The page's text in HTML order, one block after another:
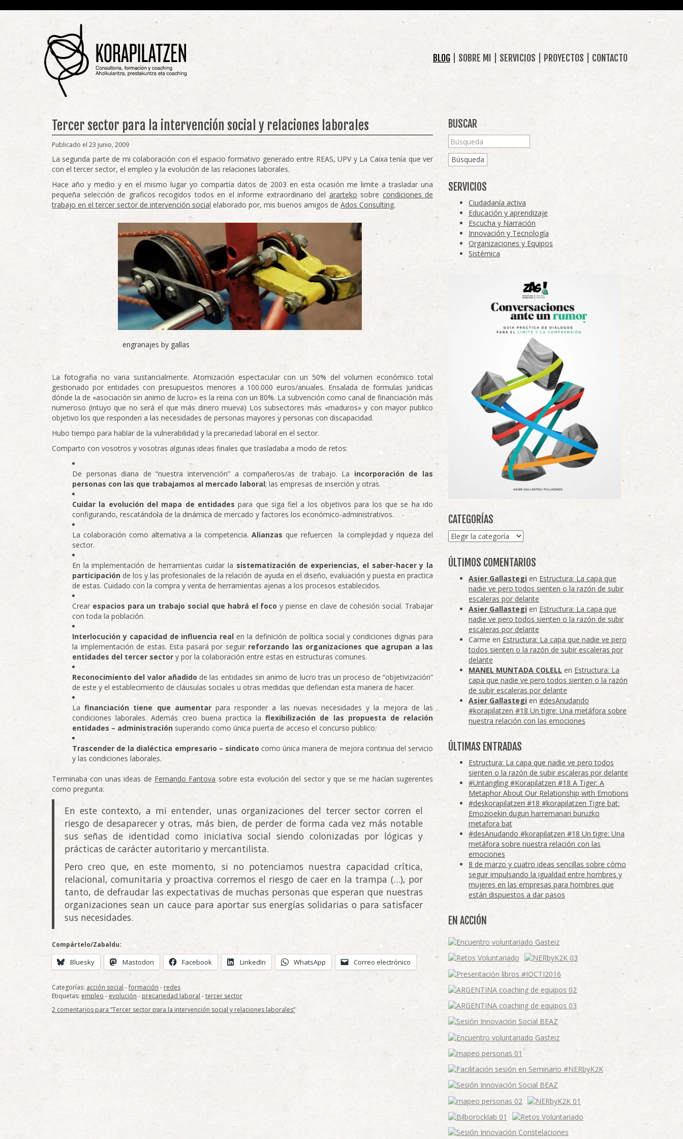
BLOG SOBRE MI SERVICIOS PROYECTOS CONTACTO
Tercer sector para la intervención social y relaciones laborales
Publicado el 23 junio, 2009
La segunda parte de mi colaboración con el espacio formativo generado entre REAS, UPV y La Caixa tenía que ver
con el tercer sector, el empleo y la evolución de las relaciones laborales.
Hace año y medio y en el mismo lugar yo compartía datos de 2003 en esta ocasión me limite a trasladar una
pequeña selección de graficos recogidos todos en el informe extraordinario del ararteko sobre condiciones de
trabajo en el tercer sector de intervención social elaborado por, mis buenos amigos de Ados Consulting.
engranajes by gallas
La fotografia no varia sustancialmente. Atomización espectacular con un 50% del volumen económico total
gestionado por entidades con presupuestos menores a 100.000 euros/anuales. Ensalada de formulas juridicas
dónde la de «asociación sin animo de lucro» es la reina con un 80%. La subvención como canal de financiación más
numeroso (intuyo que no será el que más dinero mueva) Los subsectores más «maduros» y con mayor publico
objetivo los que responden a las necesidades de personas mayores y personas con discapacidad.
Hubo tiempo para hablar de la vulnerabilidad y la precariedad laboral en el sector.
Comparto con vosotros y vosotras algunas ideas finales que trasladaba a modo de retos:
De personas diana de “nuestra intervención” a compañeros/as de trabajo. La incorporación de las
personas con las que trabajamos al mercado laboral; las empresas de inserción y otras.
Cuidar la evolución del mapa de entidades para que siga fiel a los objetivos para los que se ha ido
configurando, rescatándola de la dinámica de mercado y factores los económico-administrativos.
La colaboración como alternativa a la competencia.Alianzas que refuercen la complejidad y riqueza del
sector.
En la implementación de herramientas cuidar la sistematización de experiencias, el saber-hacer y la
participación de los y las profesionales de la relación de ayuda en el diseño, evaluación y puesta en practica
de estas. Cuidado con la compra y venta de herramientas ajenas a los procesos establecidos.
Crear espacios para un trabajo social que habrá el foco y piense en clave de cohesión social. Trabajar
con toda la población.
Interlocución y capacidad de influencia realen la definición de política social y condiciones dignas para
la implementación de estas. Esta pasará por seguir reforzando las organizaciones que agrupan a las
entidades del tercer sector y por la colaboración entre estas en estructuras comunes.
Reconocimiento del valor añadido de las entidades sin animo de lucro tras un proceso de “objetivización”
de este y el establecimiento de cláusulas sociales u otras medidas que defiendan esta manera de hacer.
Lafinanciación tiene que aumentarpara responder a las nuevas necesidades y la mejora de las
condiciones laborales. Además creo buena practica laflexibilización de las propuesta de relación
entidades – administración superando como única puerta de acceso el concurso publico.
Trascender de la dialéctica empresario – sindicato como única manera de mejora continua del servicio
y las condiciones laborales.
Terminaba con unas ideas de Fernando Fantova sobre esta evolución del sector y que se me hacían sugerentes
como pregunta:
En este contexto, a mi entender, unas organizaciones del tercer sector corren el
riesgo de desaparecer y otras, más bien, de perder de forma cada vez más notable
sus señas de identidad como iniciativa social siendo colonizadas por lógicas y
prácticas de carácter autoritario y mercantilista.
Pero creo que, en este momento, si no potenciamos nuestra capacidad crítica,
relacional, comunitaria y proactiva corremos el riesgo de caer en la trampa (…), por
tanto, de defraudar las expectativas de muchas personas que esperan que nuestras
organizaciones sean un cauce para aportar sus energías solidarias o para satisfacer
sus necesidades.
Compártelo/Zabaldu:
Bluesky Mastodon Facebook LinkedIn WhatsApp Correo electrónico
Categorías: acción social-formación - redes
Etiquetas: empleo - evolución - precariedad laboral -tercer sector
2 comentarios para “Tercer sector para la intervención social y relaciones laborales”
BUSCAR
Búsqueda
SERVICIOS
Ciudadanía activa
Educación y aprendizaje
Escucha y Narración
Innovación y Tecnología
Organizaciones y Equipos
Sistémica
CATEGORÍAS
Categorías
ÚLTIMOS COMENTARIOS
Asier Gallastegi en Estructura: La capa que
nadie ve pero todos sienten o la razón de subir
escaleras por delante
Asier Gallastegi en Estructura: La capa que
nadie ve pero todos sienten o la razón de subir
escaleras por delante
Carme en Estructura: La capa que nadie ve pero
todos sienten o la razón de subir escaleras por
delante
MANEL MUNTADA COLELL en Estructura: La
capa que nadie ve pero todos sienten o la razón
de subir escaleras por delante
Asier Gallastegi en #desAnudando
#korapilatzen #18 Un tigre: Una metáfora sobre
nuestra relación con las emociones
ÚLTIMAS ENTRADAS
Estructura: La capa que nadie ve pero todos
sienten o la razón de subir escaleras por delante
#Untangling #Korapilatzen #18 A Tiger: A
Metaphor About Our Relationship with Emotions
#deskorapilatzen #18 #korapilatzen Tigre bat:
Emozioekin dugun harremanari buruzko
metafora bat
#desAnudando #korapilatzen #18 Un tigre: Una
metáfora sobre nuestra relación con las
emociones
8 de marzo y cuatro ideas sencillas sobre cómo
seguir impulsando la igualdad entre hombres y
mujeres en las empresas para hombres que
están dispuestos a dar pasos
EN ACCIÓN